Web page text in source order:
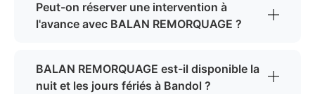
Peut-on réserver une intervention à
l'avance avec BALAN REMORQUAGE ?
BALAN REMORQUAGE est-il disponible la
nuit et les jours fériés à Bandol ?